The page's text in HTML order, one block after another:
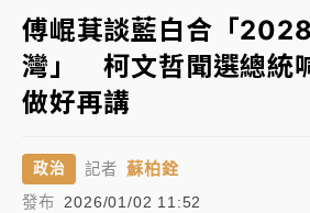
韓股最壞時期已過？大摩估去槓桿
至2個月低
「白海豚」雨炸新北！通報109件
損最多
白海豚挾豪雨狂炸新北！時雨量破
砸落毀車
傅崐萁談藍白合「
灣」 柯文哲聞選總統
做好再講
政治 記者 蘇柏銓
發布 2026/01/02 11:52